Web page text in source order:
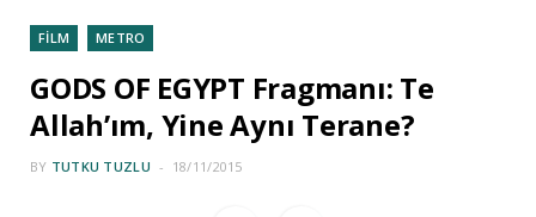
FİLM METRO
GODS OF EGYPT Fragmanı: Te
Allah’ım, Yine Aynı Terane?
BY TUTKU TUZLU 18/11/2015